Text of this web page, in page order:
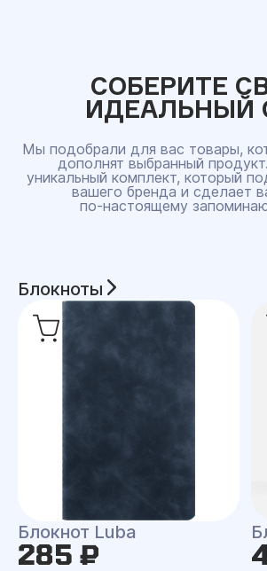
СОБЕРИТЕ
ИДЕАЛЬНЫЙ
Мы подобрали для вас товары,
дополнят выбранный
уникальный комплект, который
вашего бренда и сделает
по‑настоящему
Блокноты
Блокнот Luba
285 ₽